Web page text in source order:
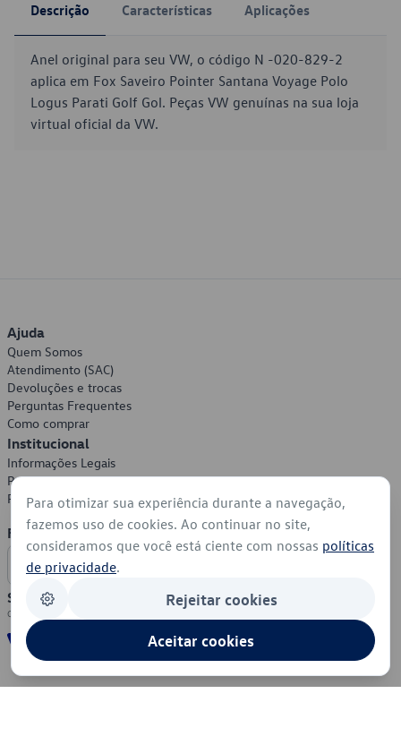
Descrição Características Aplicações
Anel original para seu VW, o código N -020-829-2
aplica em Fox Saveiro Pointer Santana Voyage Polo
Logus Parati Golf Gol. Peças VW genuínas na sua loja
virtual oficial da VW.
Ajuda
Quem Somos
Atendimento (SAC)
Devoluções e trocas
Perguntas Frequentes
Como comprar
Institucional
Informações Legais
Política de Privacidade
Política de Cookies
Formas de Pagamento
Segurança
Para otimizar sua experiência durante a navegação,
fazemos uso de cookies. Ao continuar no site,
consideramos que você está ciente com nossas políticas
de privacidade.
Rejeitar cookies
Aceitar cookies